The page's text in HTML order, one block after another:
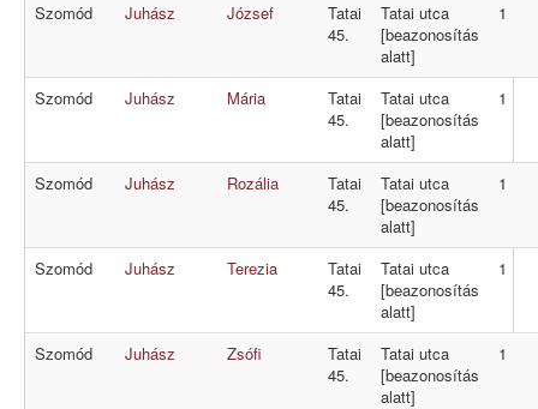
Szomód Juhász József
Tatai
45.
Tatai utca
[beazonosítás
alatt]
1
Szomód Juhász Mária
Tatai
45.
Tatai utca
[beazonosítás
alatt]
1
Szomód Juhász Rozália
Tatai
45.
Tatai utca
[beazonosítás
alatt]
1
Szomód Juhász Terezia
Tatai
45.
Tatai utca
[beazonosítás
alatt]
1
Szomód Juhász Zsófi
Tatai
45.
Tatai utca
[beazonosítás
alatt]
1